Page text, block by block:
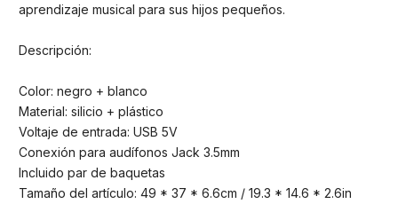
aprendizaje musical para sus hijos pequeños.
Descripción:
Color: negro + blanco
Material: silicio + plástico
Voltaje de entrada: USB 5V
Conexión para audífonos Jack 3.5mm
Incluido par de baquetas
Tamaño del artículo: 49 * 37 * 6.6cm / 19.3 * 14.6 * 2.6in